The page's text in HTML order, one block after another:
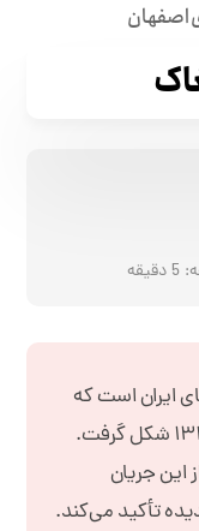
اصفهان
5 دقیقه
ایران است که
به‌طورخودانگیخته در حول‌وحوش ۱۳۴۸ شکل گرفت.
این جریان
تأکید می‌‌کند.